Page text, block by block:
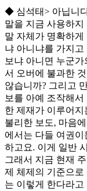
◆ 심석태> 아닙니
말을 지금 사용하지
말 자체가 명확하
냐 아니냐를 가지
보냐 아니면 누군
서 오버에 불과한
않습니까? 그리고
보를 아예 조작해
한 제재가 이루어지
불리한 보도, 마음
에서는 다들 여권
하고요. 이게 일반
그래서 지금 현재
제 체제의 기준으로
는 이렇게 한다라